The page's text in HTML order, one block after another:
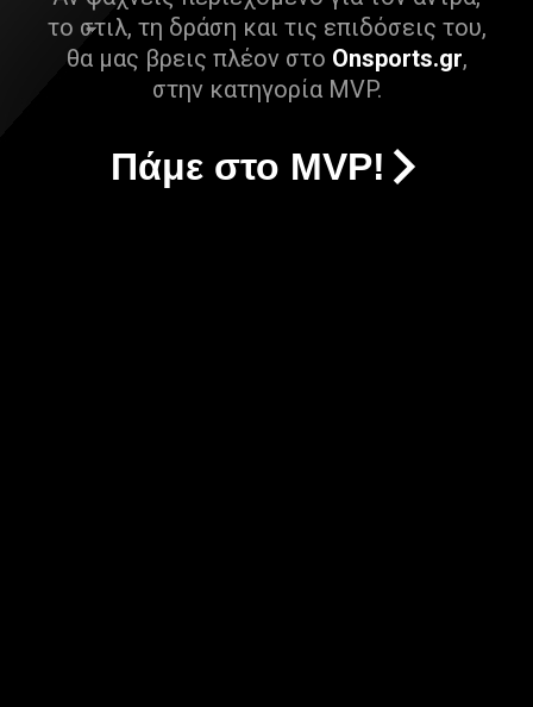
το στιλ, τη δράση και τις επιδόσεις του,
θα μας βρεις πλέον στο Onsports.gr,
στην κατηγορία MVP.
Πάμε στο MVP!